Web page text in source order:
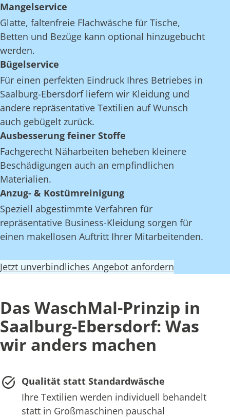
Mangelservice
Glatte, faltenfreie Flachwäsche für Tische,
Betten und Bezüge kann optional hinzugebucht
werden.
Bügelservice
Für einen perfekten Eindruck Ihres Betriebes in
Saalburg-Ebersdorf liefern wir Kleidung und
andere repräsentative Textilien auf Wunsch
auch gebügelt zurück.
Ausbesserung feiner Stoffe
Fachgerecht Näharbeiten beheben kleinere
Beschädigungen auch an empfindlichen
Materialien.
Anzug- & Kostümreinigung
Speziell abgestimmte Verfahren für
repräsentative Business-Kleidung sorgen für
einen makellosen Auftritt Ihrer Mitarbeitenden.
Jetzt unverbindliches Angebot anfordern
Das WaschMal-Prinzip in
Saalburg-Ebersdorf: Was
wir anders machen
Qualität statt Standardwäsche
Ihre Textilien werden individuell behandelt
statt in Großmaschinen pauschal